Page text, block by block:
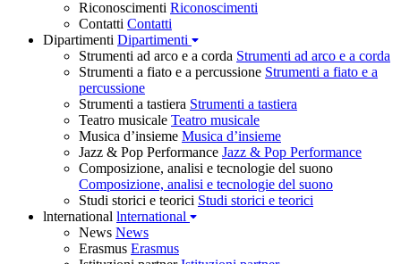
Riconoscimenti Riconoscimenti
Contatti Contatti
Dipartimenti Dipartimenti
Strumenti ad arco e a corda Strumenti ad arco e a corda
Strumenti a fiato e a percussione Strumenti a fiato e a
percussione
Strumenti a tastiera Strumenti a tastiera
Teatro musicale Teatro musicale
Musica d’insieme Musica d’insieme
Jazz & Pop Performance Jazz & Pop Performance
Composizione, analisi e tecnologie del suono
Composizione, analisi e tecnologie del suono
Studi storici e teorici Studi storici e teorici
lnternational lnternational
News News
Erasmus Erasmus